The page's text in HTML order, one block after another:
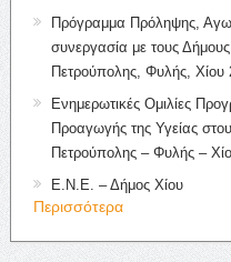
Πρόγραμμα Πρόληψης,
συνεργασία με τους
Πετρούπολης, Φυλής, Χίου
Ενημερωτικές Ομιλίες
Προαγωγής της Υγείας
Πετρούπολης – Φυλής –
Ε.Ν.Ε. – Δήμος Χίου
Περισσότερα